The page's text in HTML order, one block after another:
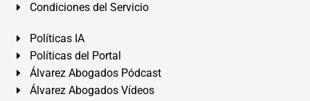
Condiciones del Servicio
Políticas IA
Políticas del Portal
Álvarez Abogados Pódcast
Álvarez Abogados Vídeos